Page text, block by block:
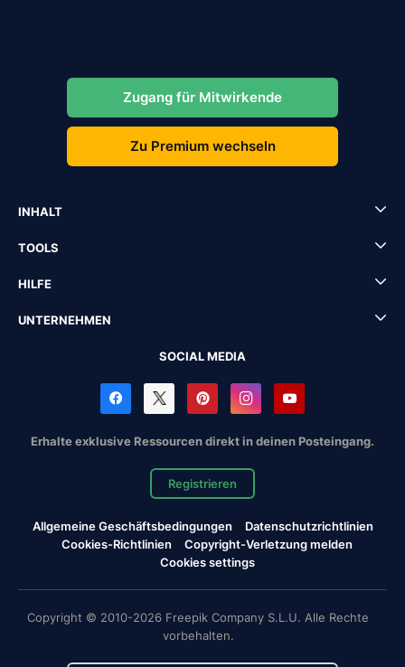
Zugang für Mitwirkende
Zu Premium wechseln
INHALT
TOOLS
HILFE
UNTERNEHMEN
SOCIAL MEDIA
Erhalte exklusive Ressourcen direkt in deinen Posteingang.
Registrieren
Allgemeine Geschäftsbedingungen
Datenschutzrichtlinien
Cookies-Richtlinien
Copyright-Verletzung melden
Cookies settings
Copyright © 2010-2026 Freepik Company S.L.U. Alle Rechte
vorbehalten.